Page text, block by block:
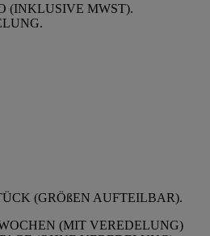
(INKLUSIVE MWST).
(GRÖßEN AUFTEILBAR).
(MIT VEREDELUNG)